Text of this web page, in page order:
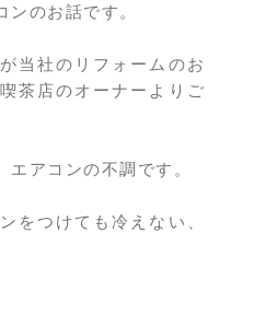
のお話です。
当社のリフォームのお
茶店のオーナーよりご
エアコンの不調です。
をつけても冷えない、